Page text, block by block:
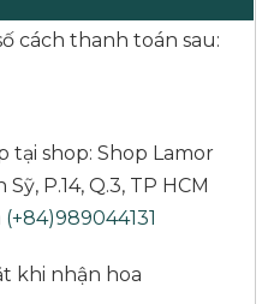
cách thanh toán sau:
tại shop: Shop Lamor
P.14, Q.3, TP HCM
(+84)989044131
khi nhận hoa